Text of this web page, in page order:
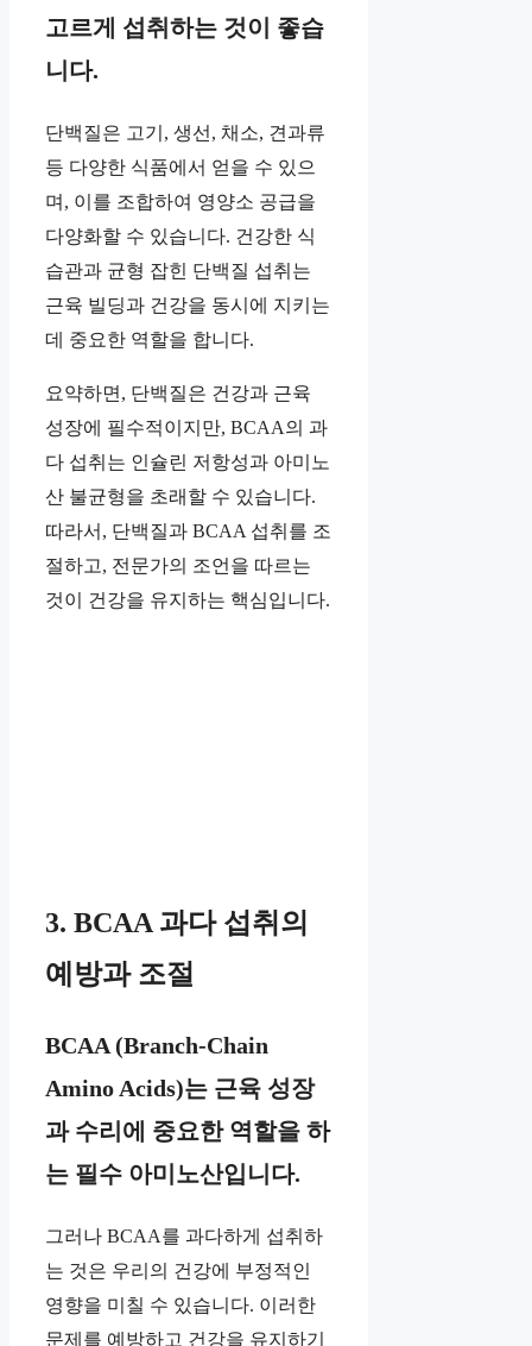
고르게 섭취하는 것이 좋습
니다.
단백질은 고기, 생선, 채소, 견과류
등 다양한 식품에서 얻을 수 있으
며, 이를 조합하여 영양소 공급을
다양화할 수 있습니다. 건강한 식
습관과 균형 잡힌 단백질 섭취는
근육 빌딩과 건강을 동시에 지키는
데 중요한 역할을 합니다.
요약하면, 단백질은 건강과 근육
성장에 필수적이지만, BCAA의 과
다 섭취는 인슐린 저항성과 아미노
산 불균형을 초래할 수 있습니다.
따라서, 단백질과 BCAA 섭취를 조
절하고, 전문가의 조언을 따르는
것이 건강을 유지하는 핵심입니다.
3. BCAA 과다 섭취의
예방과 조절
BCAA (Branch-Chain
Amino Acids)는 근육 성장
과 수리에 중요한 역할을 하
는 필수 아미노산입니다.
그러나 BCAA를 과다하게 섭취하
는 것은 우리의 건강에 부정적인
영향을 미칠 수 있습니다. 이러한
문제를 예방하고 건강을 유지하기